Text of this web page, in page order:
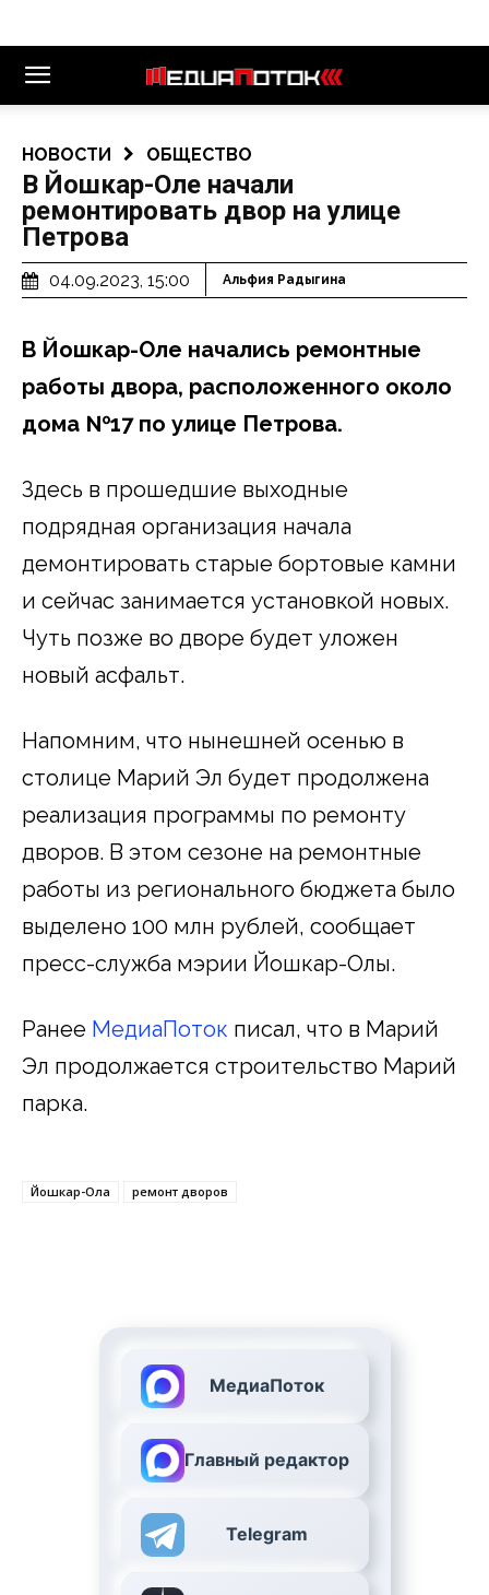
НОВОСТИ ОБЩЕСТВО
В Йошкар-Оле начали
ремонтировать двор на улице
Петрова
04.09.2023, 15:00 Альфия Радыгина
В Йошкар-Оле начались ремонтные
работы двора, расположенного около
дома №17 по улице Петрова.
Здесь в прошедшие выходные
подрядная организация начала
демонтировать старые бортовые камни
и сейчас занимается установкой новых.
Чуть позже во дворе будет уложен
новый асфальт.
Напомним, что нынешней осенью в
столице Марий Эл будет продолжена
реализация программы по ремонту
дворов. В этом сезоне на ремонтные
работы из регионального бюджета было
выделено 100 млн рублей, сообщает
пресс-служба мэрии Йошкар-Олы.
Ранее МедиаПоток писал, что в Марий
Эл продолжается строительство Марий
парка.
Йошкар-Ола ремонт дворов
МедиаПоток
Главный редактор
Telegram